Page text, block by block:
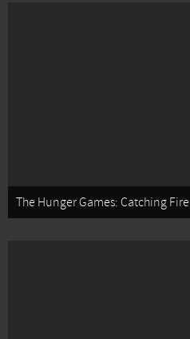
The Hunger Games: Catching Fire